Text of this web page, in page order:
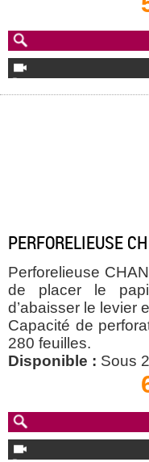
PERFORELIEUSE
Perforelieuse
de placer le
d’abaisser le levier
Capacité de
280 feuilles.
Disponible : Sous